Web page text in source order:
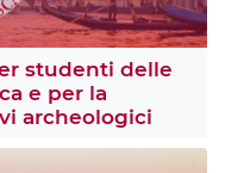
studenti delle
e per la
archeologici